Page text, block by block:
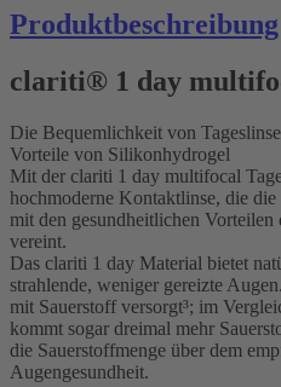
Produktbeschreibung
clariti® 1 day
Die Bequemlichkeit von
Vorteile von Silikonhydrogel
Mit der clariti 1 day multifocal
hochmoderne Kontaktlinse, die
mit den gesundheitlichen
vereint.
Das clariti 1 day Material bietet
strahlende, weniger gereizte
mit Sauerstoff versorgt³; im
kommt sogar dreimal mehr
die Sauerstoffmenge über dem
Augengesundheit.